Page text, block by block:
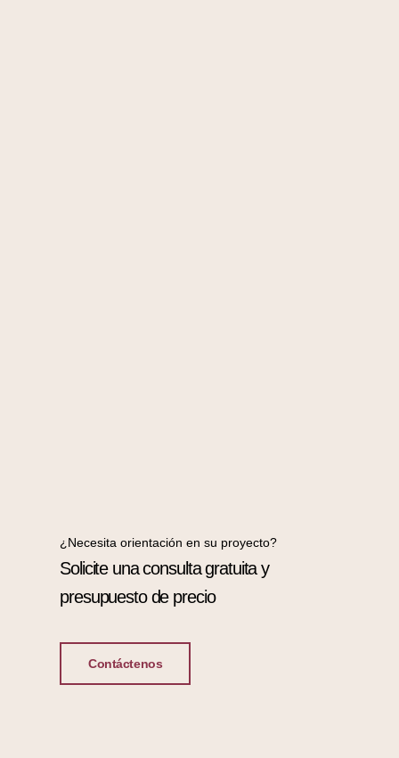
¿Necesita orientación en su proyecto?
Solicite una consulta gratuita y
presupuesto de precio
Contáctenos